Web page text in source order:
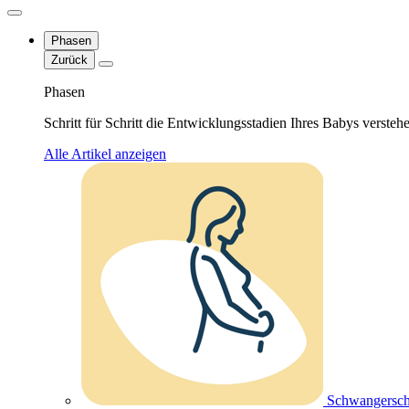
Phasen
Zurück
Phasen
Schritt für Schritt die Entwicklungsstadien Ihres Babys
Alle Artikel anzeigen